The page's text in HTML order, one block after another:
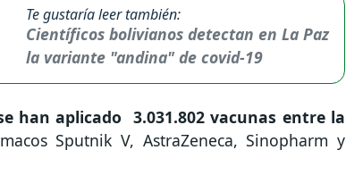
Te gustaría leer también:
Científicos bolivianos detectan en La Paz
la variante "andina" de covid-19
han aplicado 3.031.802 vacunas entre la
Sputnik V, AstraZeneca, Sinopharm y